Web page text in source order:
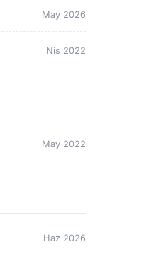
May 2026
Nis 2022
May 2022
Haz 2026